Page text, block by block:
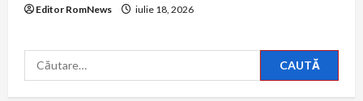
Editor RomNews iulie 18, 2026
Caută
după: